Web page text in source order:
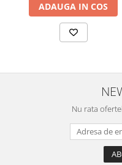
ADAUGA IN COS
Nu rata